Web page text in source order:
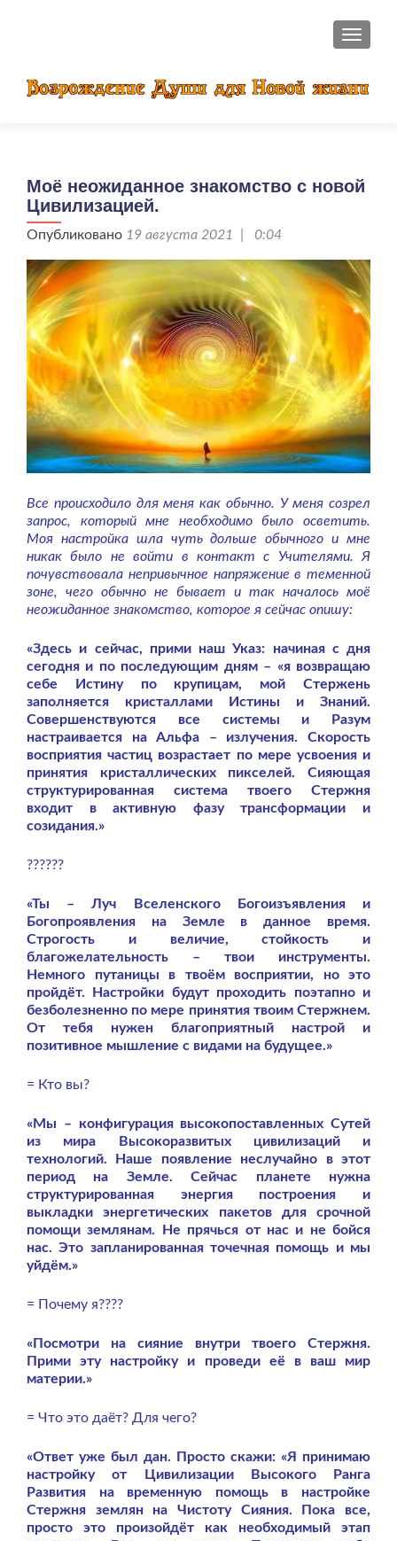
Моё неожиданное знакомство с новой
Цивилизацией.
Опубликовано 19 августа 2021 | 0:04
Все происходило для меня как обычно. У меня созрел
запрос, который мне необходимо было осветить.
Моя настройка шла чуть дольше обычного и мне
никак было не войти в контакт с Учителями. Я
почувствовала непривычное напряжение в теменной
зоне, чего обычно не бывает и так началось моё
неожиданное знакомство, которое я сейчас опишу:
«Здесь и сейчас, прими наш Указ: начиная с дня
сегодня и по последующим дням – «я возвращаю
себе Истину по крупицам, мой Стержень
заполняется кристаллами Истины и Знаний.
Совершенствуются все системы и Разум
настраивается на Альфа – излучения. Скорость
восприятия частиц возрастает по мере усвоения и
принятия кристаллических пикселей. Сияющая
структурированная система твоего Стержня
входит в активную фазу трансформации и
созидания.»
??????
«Ты – Луч Вселенского Богоизъявления и
Богопроявления на Земле в данное время.
Строгость и величие, стойкость и
благожелательность – твои инструменты.
Немного путаницы в твоём восприятии, но это
пройдёт. Настройки будут проходить поэтапно и
безболезненно по мере принятия твоим Стержнем.
От тебя нужен благоприятный настрой и
позитивное мышление с видами на будущее.»
= Кто вы?
«Мы – конфигурация высокопоставленных Сутей
из мира Высокоразвитых цивилизаций и
технологий. Наше появление неслучайно в этот
период на Земле. Сейчас планете нужна
структурированная энергия построения и
выкладки энергетических пакетов для срочной
помощи землянам. Не прячься от нас и не бойся
нас. Это запланированная точечная помощь и мы
уйдём.»
= Почему я????
«Посмотри на сияние внутри твоего Стержня.
Прими эту настройку и проведи её в ваш мир
материи.»
= Что это даёт? Для чего?
«Ответ уже был дан. Просто скажи: «Я принимаю
настройку от Цивилизации Высокого Ранга
Развития на временную помощь в настройке
Стержня землян на Чистоту Сияния.
Пока все,
просто это произойдёт как необходимый этап